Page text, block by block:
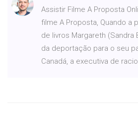
Assistir Filme A Proposta
filme A Proposta, Quando a
de livros Margareth (Sandra
da deportação para o seu
Canadá, a executiva de